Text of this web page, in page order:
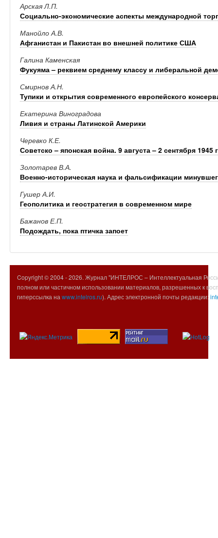
Арская Л.П.
Социально-экономические аспекты международной
Манойло А.В.
Афганистан и Пакистан во внешней политике США
Галина Каменская
Фукуяма – реквием среднему классу и либеральной
Смирнов А.Н.
Тупики и открытия современного европейского
Екатерина Виноградова
Ливия и страны Латинской Америки
Черевко К.Е.
Советско – японская война. 9 августа – 2 сентября 1945
Золотарев В.А.
Военно-историческая наука и фальсификации
Гушер А.И.
Геополитика и геостратегия в современном мире
Бажанов Е.П.
Подождать, пока птичка запоет
Copyright © 2004 -2026. Журнал "ИНТЕЛРОС – Интеллектуальная
полном или частичном использовании материалов, разрешенных к
гиперссылка на www.intelros.ru). Адрес электронной почты редакции: